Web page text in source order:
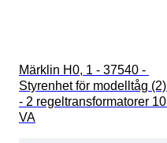
Märklin H0, 1 - 37540 -
Styrenhet för modelltåg (2)
- 2 regeltransformatorer 10
VA